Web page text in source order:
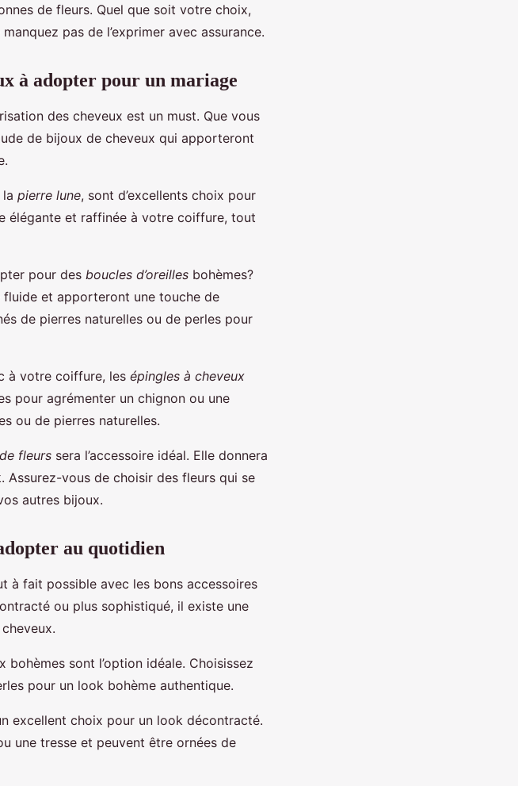
de fleurs. Quel que soit votre choix,
pas de l’exprimer avec assurance.
à adopter pour un mariage
des cheveux est un must. Que vous
de bijoux de cheveux qui apporteront
pierre lune, sont d’excellents choix pour
élégante et raffinée à votre coiffure, tout
pour des boucles d’oreilles bohèmes?
fluide et apporteront une touche de
de pierres naturelles ou de perles pour
à votre coiffure, les épingles à cheveux
pour agrémenter un chignon ou une
ou de pierres naturelles.
fleurs sera l’accessoire idéal. Elle donnera
vous de choisir des fleurs qui se
autres bijoux.
au quotidien
à fait possible avec les bons accessoires
ou plus sophistiqué, il existe une
bohèmes sont l’option idéale. Choisissez
pour un look bohème authentique.
excellent choix pour un look décontracté.
une tresse et peuvent être ornées de